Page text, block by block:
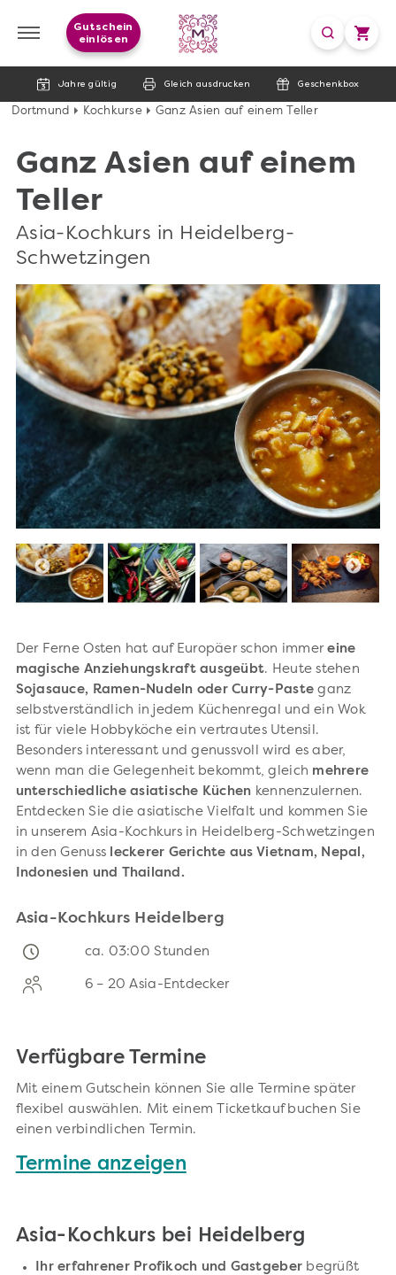
Jahre gültig Gleich ausdrucken Geschenkbox
Gutschein
einlösen
Dortmund Kochkurse Ganz Asien auf einem Teller
Ganz Asien auf einem
Teller
Asia-Kochkurs in Heidelberg-
Schwetzingen
Der Ferne Osten hat auf Europäer schon immereine
magische Anziehungskraft ausgeübt. Heute stehen
Sojasauce, Ramen-Nudeln oder Curry-Paste ganz
selbstverständlich in jedem Küchenregal und ein Wok
ist für viele Hobbyköche ein vertrautes Utensil.
Besonders interessant und genussvoll wird es aber,
wenn man die Gelegenheit bekommt, gleich mehrere
unterschiedliche asiatische Küchen kennenzulernen.
Entdecken Sie die asiatische Vielfalt und kommen Sie
in unserem Asia-Kochkurs in Heidelberg-Schwetzingen
in den Genuss leckerer Gerichte aus Vietnam, Nepal,
Indonesien und Thailand.
Asia-Kochkurs Heidelberg
ca. 03:00 Stunden
6 – 20 Asia-Entdecker
Verfügbare Termine
Mit einem Gutschein können Sie alle Termine später
flexibel auswählen. Mit einem Ticketkauf buchen Sie
einen verbindlichen Termin.
Termine anzeigen
Asia-Kochkurs bei Heidelberg
Ihr erfahrener Profikoch und Gastgeber begrüßt